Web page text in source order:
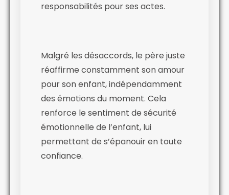
responsabilités pour ses actes.
Malgré les désaccords, le père juste
réaffirme constamment son amour
pour son enfant, indépendamment
des émotions du moment. Cela
renforce le sentiment de sécurité
émotionnelle de l’enfant, lui
permettant de s’épanouir en toute
confiance.